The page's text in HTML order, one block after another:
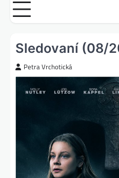
content
Sledovaní (08/
Petra Vrchotická